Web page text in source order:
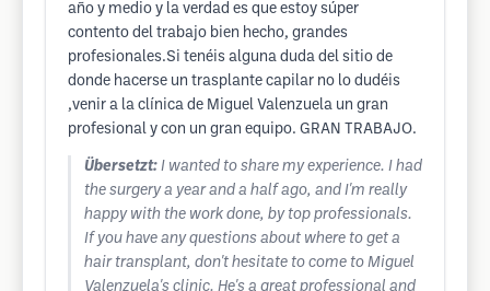
año y medio y la verdad es que estoy súper
contento del trabajo bien hecho, grandes
profesionales.Si tenéis alguna duda del sitio de
donde hacerse un trasplante capilar no lo dudéis
,venir a la clínica de Miguel Valenzuela un gran
profesional y con un gran equipo. GRAN TRABAJO.
Übersetzt: I wanted to share my experience. I had
the surgery a year and a half ago, and I'm really
happy with the work done, by top professionals.
If you have any questions about where to get a
hair transplant, don't hesitate to come to Miguel
Valenzuela's clinic. He's a great professional and